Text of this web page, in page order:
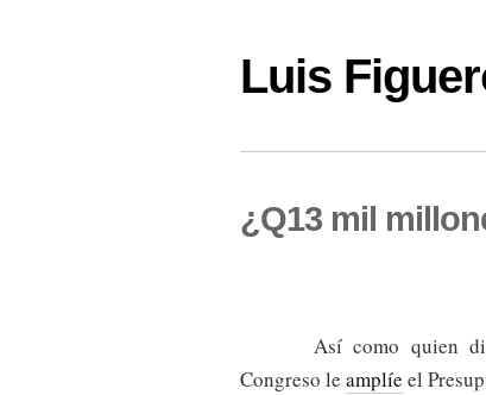
Luis
¿Q13 mil
Así como quien
Congreso le amplíe el